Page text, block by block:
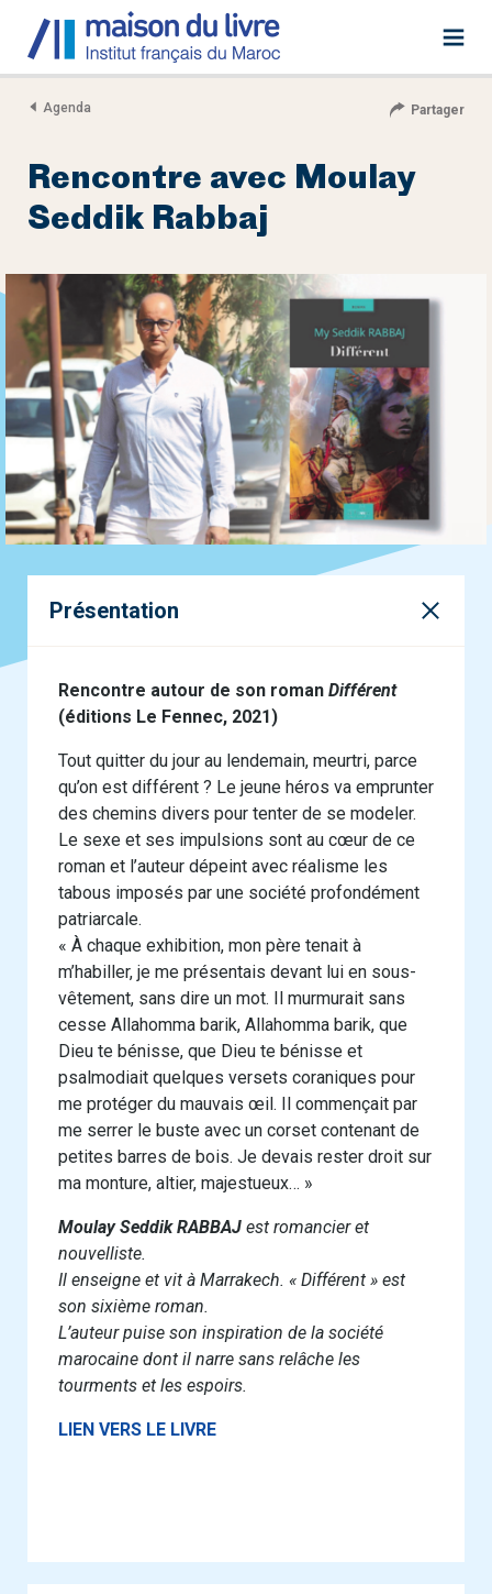
Agenda Partager
Rencontre avec Moulay
Seddik Rabbaj
Présentation
Rencontre autour de son roman Différent
(éditions Le Fennec, 2021)
Tout quitter du jour au lendemain, meurtri, parce
qu’on est différent ? Le jeune héros va emprunter
des chemins divers pour tenter de se modeler.
Le sexe et ses impulsions sont au cœur de ce
roman et l’auteur dépeint avec réalisme les
tabous imposés par une société profondément
patriarcale.
« À chaque exhibition, mon père tenait à
m’habiller, je me présentais devant lui en sous-
vêtement, sans dire un mot. Il murmurait sans
cesse Allahomma barik, Allahomma barik, que
Dieu te bénisse, que Dieu te bénisse et
psalmodiait quelques versets coraniques pour
me protéger du mauvais œil. Il commençait par
me serrer le buste avec un corset contenant de
petites barres de bois. Je devais rester droit sur
ma monture, altier, majestueux… »
Moulay Seddik RABBAJ est romancier et
nouvelliste.
Il enseigne et vit à Marrakech. « Différent » est
son sixième roman.
L’auteur puise son inspiration de la société
marocaine dont il narre sans relâche les
tourments et les espoirs.
LIEN VERS LE LIVRE